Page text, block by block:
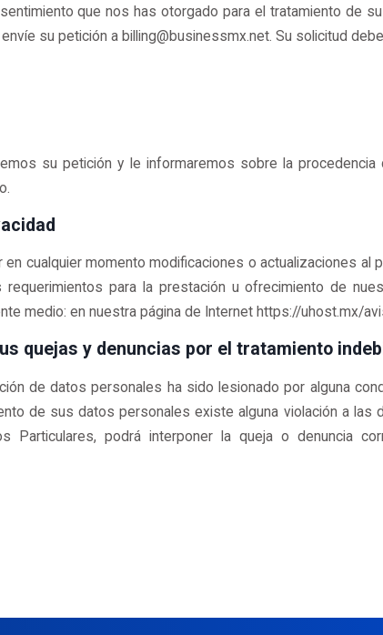
que nos has otorgado para el tratamiento de
su petición a billing@businessmx.net. Su solicitud
su petición y le informaremos sobre la
cualquier momento modificaciones o actualizaciones al
requerimientos para la prestación u ofrecimiento de
medio: en nuestra página de Internet https://uhost.mx/
quejas y denuncias por el tratamiento
de datos personales ha sido lesionado por alguna
de sus datos personales existe alguna violación a
podrá interponer la queja o denuncia